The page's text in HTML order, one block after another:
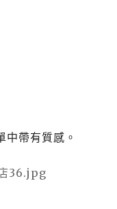
中帶有質感。